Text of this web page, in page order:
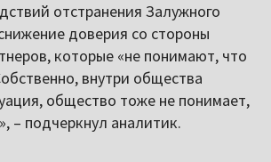
отстранения Залужного
доверия со стороны
которые «не понимают, что
внутри общества
общество тоже не понимает,
– подчеркнул аналитик.